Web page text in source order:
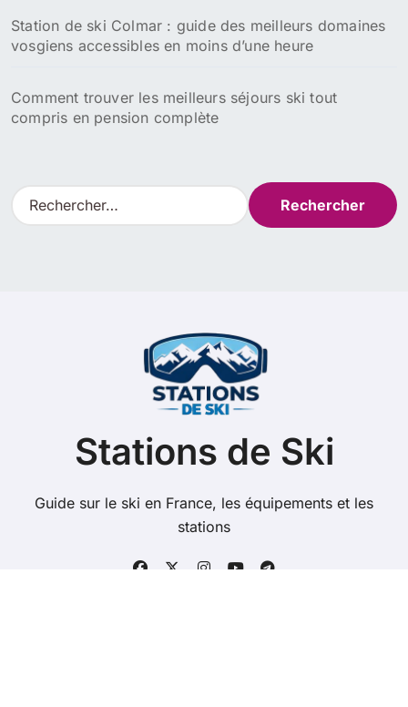
Station de ski Colmar : guide des meilleurs domaines
vosgiens accessibles en moins d’une heure
Comment trouver les meilleurs séjours ski tout
compris en pension complète
R
e
Stations de Ski
Guide sur le ski en France, les équipements et les
stations